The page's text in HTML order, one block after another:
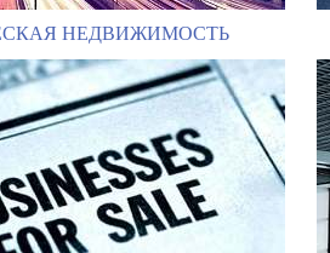
НЕДВИЖИМОСТЬ